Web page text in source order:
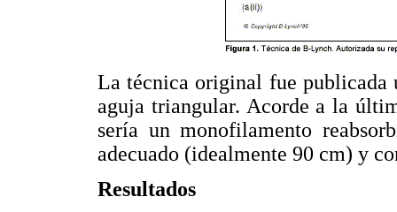
La técnica original fue publicada
aguja triangular. Acorde a la
sería un monofilamento
adecuado (idealmente 90 cm) y
Resultados